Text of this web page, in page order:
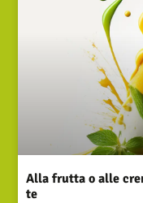
Alla frutta o alle
te